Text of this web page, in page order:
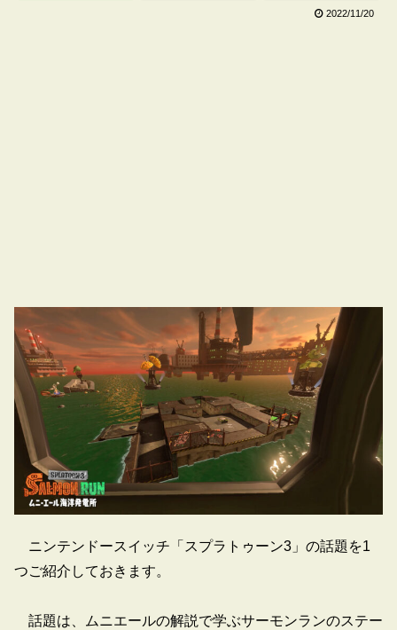
2022/11/20
ニンテンドースイッチ「スプラトゥーン3」の話題を1
つご紹介しておきます。
話題は、ムニエールの解説で学ぶサーモンランのステー